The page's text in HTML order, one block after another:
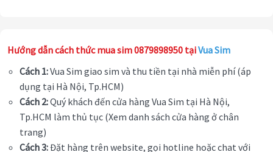
Hướng dẫn cách thức mua sim 0879898950 tạiVua Sim
Cách 1:Vua Sim giao sim và thu tiền tại nhà miễn phí (áp
dụng tại Hà Nội, Tp.HCM)
Cách 2:Quý khách đến cửa hàng Vua Sim tại Hà Nội,
Tp.HCM làm thủ tục (Xem danh sách cửa hàng ở chân
trang)
Cách 3:Đặt hàng trên website, gọi hotline hoặc chat với